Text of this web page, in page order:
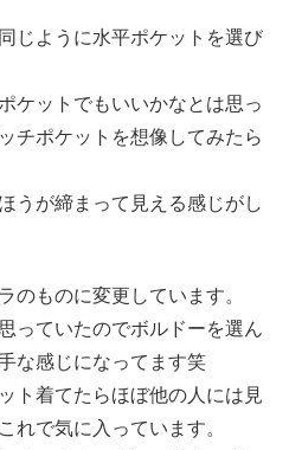
じように水平ポケットを選び
ケットでもいいかなとは思っ
チポケットを想像してみたら
うが締まって見える感じがし
のものに変更しています。
っていたのでボルドーを選ん
な感じになってます笑
ト着てたらほぼ他の人には見
れで気に入っています。